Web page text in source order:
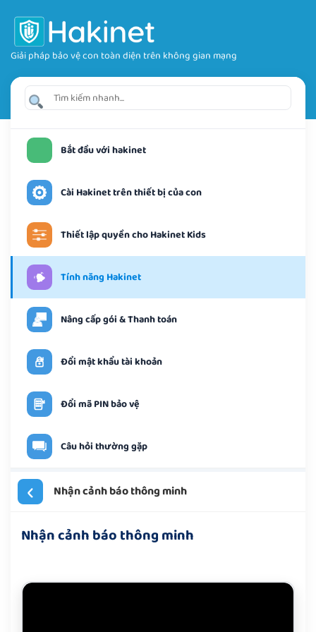
Giải pháp bảo vệ con toàn diện trên không gian mạng
Bắt đầu với hakinet
Cài Hakinet trên thiết bị của con
Thiết lập quyền cho Hakinet Kids
Tính năng Hakinet
Nâng cấp gói & Thanh toán
Đổi mật khẩu tài khoản
Đổi mã PIN bảo vệ
Câu hỏi thường gặp
‹ Nhận cảnh báo thông minh
Nhận cảnh báo thông minh